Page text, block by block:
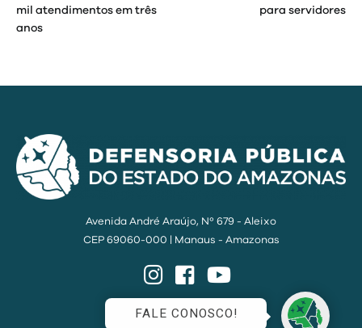
Post
mil atendimentos em três
anos
para servidores
Avenida André Araújo, Nº 679 - Aleixo
CEP 69060-000 | Manaus - Amazonas
InstagramFacebook
FALE CONOSCO!